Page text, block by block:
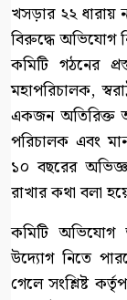
খসড়ার ২২
বিরুদ্ধে অভিযোগ
কমিটি গঠনের
মহাপরিচালক,
একজন অতিরিক্ত
পরিচালক এবং
১০ বছরের
রাখার কথা বলা
কমিটি অভিযোগ
উদ্যোগ নিতে
গেলে সংশ্লিষ্ট